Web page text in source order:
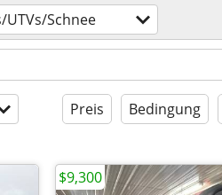
UTVs/Schnee
Preis Bedingung
$9,300